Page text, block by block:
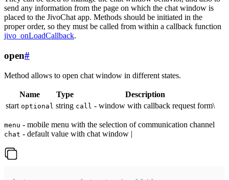
send any information from the page on which the chat window is
placed to the JivoChat app. Methods should be initiated in the
proper order, so they must be called from within a callback function
jivo_onLoadCallback.
open#
Method allows to open chat window in different states.
Name Type
Description
start optional string call - window with callback request form\
menu - mobile menu with the selection of communication channel
chat - default value with chat window |